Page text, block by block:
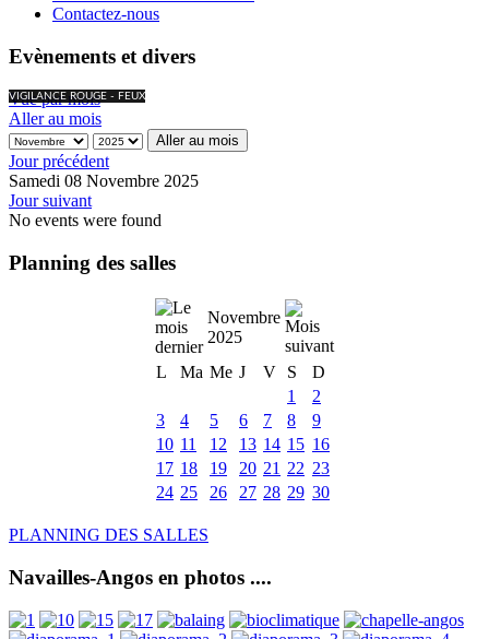
Contactez-nous
Evènements et divers
VIGILANCE ROUGE - FEUX
Vue par mois
Aller au mois
Aller au mois
Jour précédent
Samedi 08 Novembre 2025
Jour suivant
No events were found
Planning des salles
Novembre
2025
L
Ma Me J V S
D
1
2
3
4 5 6 7 8
9
10 11 12 13 14 15 16
17 18 19 20 21 22 23
24 25 26 27 28 29 30
PLANNING DES SALLES
Navailles-Angos en photos ....